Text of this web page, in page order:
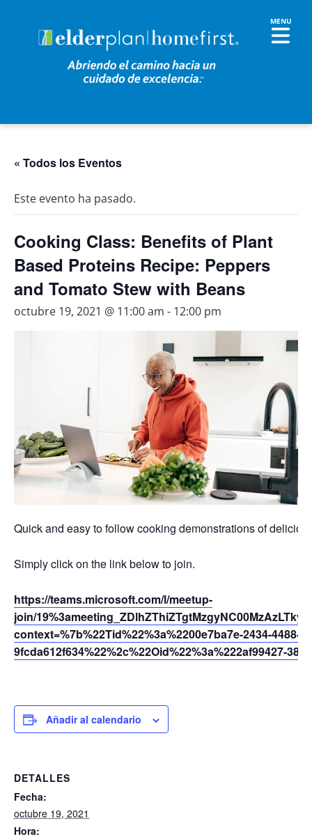
« Todos los Eventos
Este evento ha pasado.
Cooking Class: Benefits of Plant
Based Proteins Recipe: Peppers
and Tomato Stew with Beans
octubre 19, 2021 @ 11:00 am - 12:00 pm
Quick and easy to follow cooking demonstrations of
Simply click on the link below to join.
https://teams.microsoft.com/l/meetup-
join/
context=%7b%22Tid%22%3a%2200e7ba7e-2434-4488-
9fcda612f634%22%2c%22Oid%22%3a%222af99427-
Añadir al calendario
DETALLES
Fecha:
octubre 19, 2021
Hora: